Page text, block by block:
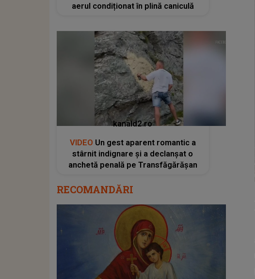
aerul condiționat în plină caniculă
kanald2.ro
VIDEO Un gest aparent romantic a
stârnit indignare și a declanșat o
anchetă penală pe Transfăgărășan
RECOMANDĂRI